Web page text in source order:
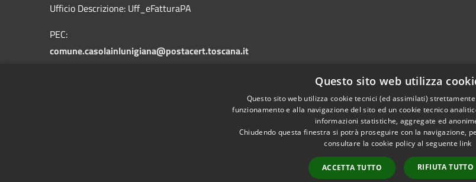
Ufficio Descrizione: Uff_eFatturaPA
PEC:
comune.casolainlunigiana@postacert.toscana.it
Copyright ©
Questo sito web utilizza
Questo sito web utilizza cookie tecnici (ed assimilati)
funzionamento e alla navigazione del sito ed un cookie tecnico
informazioni statistiche, aggregate ed
Chiudendo questa finestra si potrà proseguire con la navigazione,
consultare la cookie policy al seguente link
ACCETTA TUTTO RIFIUTA TUTTO